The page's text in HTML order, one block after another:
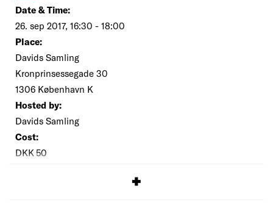
Date & Time:
26. sep 2017, 16:30 - 18:00
Place:
Davids Samling
Kronprinsessegade 30
1306 København K
Hosted by:
Davids Samling
Cost:
DKK 50